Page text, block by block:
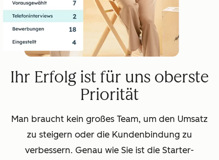
Ihr Erfolg ist für uns oberste
Priorität
Man braucht kein großes Team, um den Umsatz
zu steigern oder die Kundenbindung zu
verbessern. Genau wie Sie ist die Starter-